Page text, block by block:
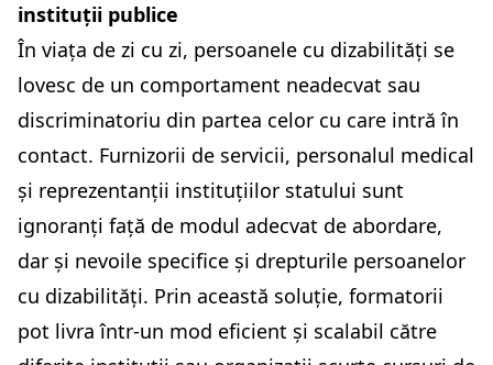
instituții publice
În viața de zi cu zi, persoanele cu dizabilități se
lovesc de un comportament neadecvat sau
discriminatoriu din partea celor cu care intră în
contact. Furnizorii de servicii, personalul medical
și reprezentanții instituțiilor statului sunt
ignoranți față de modul adecvat de abordare,
dar și nevoile specifice și drepturile persoanelor
cu dizabilități. Prin această soluție, formatorii
pot livra într-un mod eficient și scalabil către